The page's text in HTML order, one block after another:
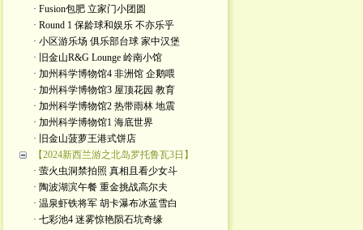
· Fusion包肥 立家门小团圆
· Round 1 保龄球和娱乐 不亦乐乎
· 小区游乐场 俱乐部台球 家中汉堡
· 旧金山R&G Lounge 岭南小馆
· 加州科学博物馆4 非洲馆 企鹅喂
· 加州科学博物馆3 屋顶花园 教育
· 加州科学博物馆2 热带雨林 地震
· 加州科学博物馆1 海底世界
· 旧金山菠萝王港式饼店
【2024新西兰游之北岛罗托鲁瓦3日】
· 萤火虫洞禁拍照 真相且看少女斗
· 陶波湖滨午餐 重金挑战高尔夫
· 温泉虾铁将军 胡卡瀑布冰蓝雪白
· 七彩池4 迷雾惊艳陨石坑奇缘